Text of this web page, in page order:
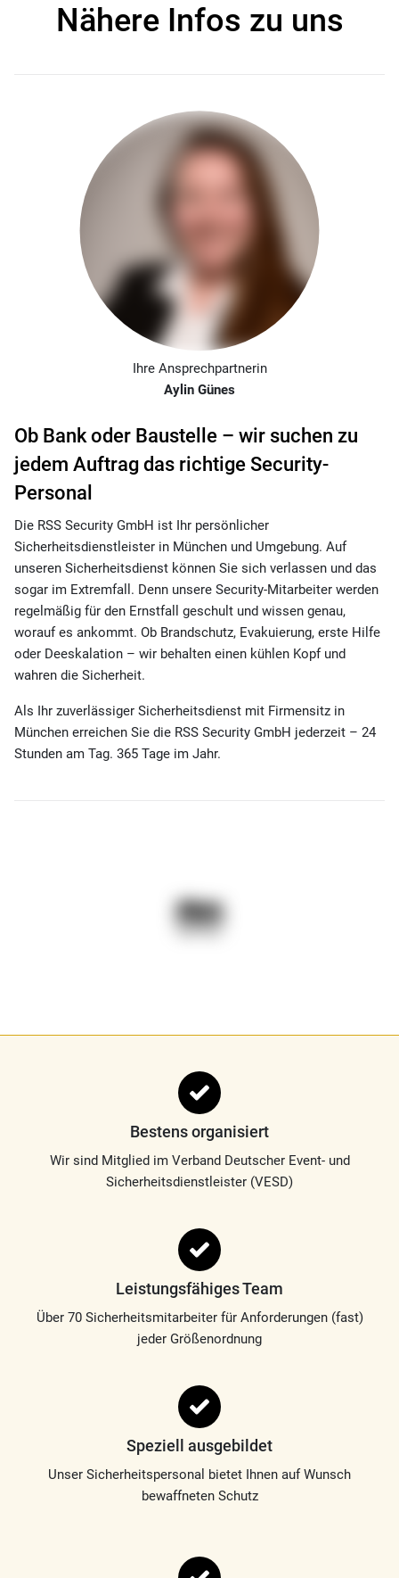
Nähere Infos zu uns
Ihre Ansprechpartnerin
Aylin Günes
Ob Bank oder Baustelle – wir suchen zu
jedem Auftrag das richtige Security-
Personal
Die RSS Security GmbH ist Ihr persönlicher
Sicherheitsdienstleister in München und Umgebung. Auf
unseren Sicherheitsdienst können Sie sich verlassen und das
sogar im Extremfall. Denn unsere Security-Mitarbeiter werden
regelmäßig für den Ernstfall geschult und wissen genau,
worauf es ankommt. Ob Brandschutz, Evakuierung, erste Hilfe
oder Deeskalation – wir behalten einen kühlen Kopf und
wahren die Sicherheit.
Als Ihr zuverlässiger Sicherheitsdienst mit Firmensitz in
München erreichen Sie die RSS Security GmbH jederzeit – 24
Stunden am Tag. 365 Tage im Jahr.
Bestens organisiert
Wir sind Mitglied im Verband Deutscher Event- und
Sicherheitsdienstleister (VESD)
Leistungsfähiges Team
Über 70 Sicherheitsmitarbeiter für Anforderungen (fast)
jeder Größenordnung
Speziell ausgebildet
Unser Sicherheitspersonal bietet Ihnen auf Wunsch
bewaffneten Schutz